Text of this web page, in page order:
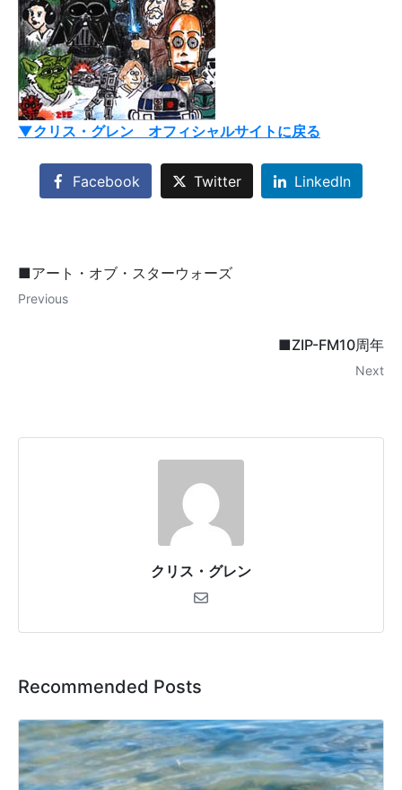
▼クリス・グレン オフィシャルサイトに戻る
Facebook Twitter LinkedIn
■アート・オブ・スターウォーズ
Previous
■ZIP-FM10周年
Next
クリス・グレン
Recommended Posts